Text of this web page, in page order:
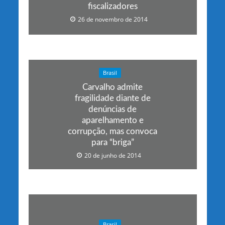
fiscalizadores
26 de novembro de 2014
Brasil
Carvalho admite
fragilidade diante de
denúncias de
aparelhamento e
corrupção, mas convoca
para “briga”
20 de junho de 2014